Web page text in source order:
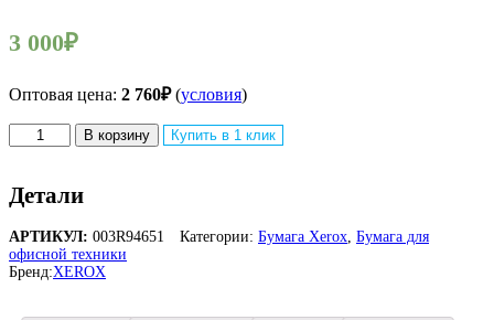
3 000₽
Оптовая цена: 2 760₽(условия)
Количество
товара
XEROX
003R94651
Colotech
Plus
120
В корзину Купить в 1 клик
Детали
АРТИКУЛ: 003R94651 Категории: Бумага Xerox, Бумага для
офисной техники
Бренд:XEROX